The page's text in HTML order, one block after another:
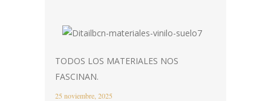
TODOS LOS MATERIALES NOS
FASCINAN.
25 noviembre, 2025